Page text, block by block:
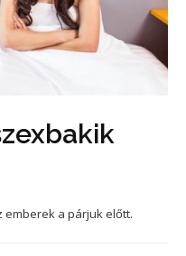
emberek a párjuk előtt.